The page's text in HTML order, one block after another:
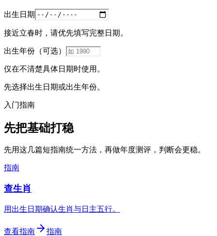
出生日期
接近立春时，请优先填写完整日期。
出生年份（可选）
仅在不清楚具体日期时使用。
先选择出生日期或出生年份。
入门指南
先把基础打稳
先用这几篇短指南统一方法，再做年度测评，判断会更稳。
指南
查生肖
用出生日期确认生肖与日主五行。
查看指南 指南